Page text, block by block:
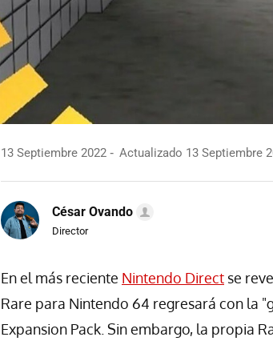
13 Septiembre 2022 Actualizado 13 Septiembre
César Ovando
Director
En el más reciente Nintendo Direct se
Rare para Nintendo 64 regresará con la
Expansion Pack. Sin embargo, la propia